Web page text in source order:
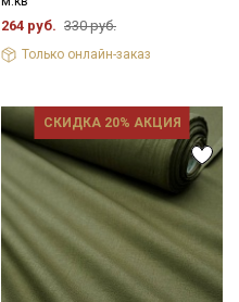
264 руб. 330 руб.
Только онлайн-заказ
СКИДКА 20% АКЦИЯ